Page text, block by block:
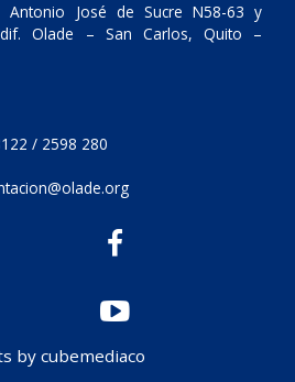
Antonio José de Sucre N58-63 y
Olade – San Carlos, Quito –
/ 2598 280
by cubemediaco